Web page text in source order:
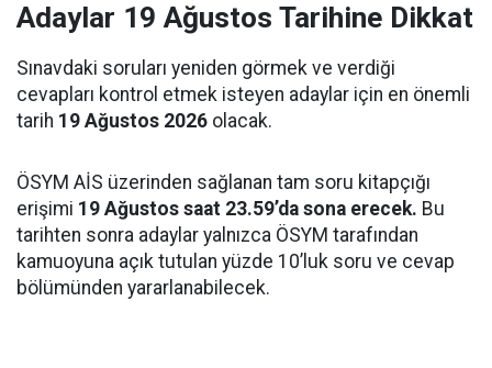
Adaylar 19 Ağustos Tarihine Dikkat
Sınavdaki soruları yeniden görmek ve verdiği
cevapları kontrol etmek isteyen adaylar için en önemli
tarih 19 Ağustos 2026 olacak.
ÖSYM AİS üzerinden sağlanan tam soru kitapçığı
erişimi 19 Ağustos saat 23.59’da sona erecek. Bu
tarihten sonra adaylar yalnızca ÖSYM tarafından
kamuoyuna açık tutulan yüzde 10’luk soru ve cevap
bölümünden yararlanabilecek.